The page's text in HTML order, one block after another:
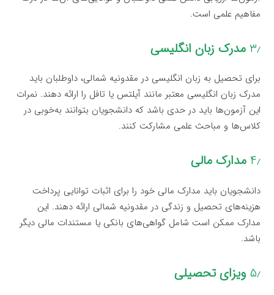
مفاهیم علمی است.
۳٫ مدرک زبان انگلیسی
برای تحصیل به زبان انگلیسی در مقدونیه شمالی، داوطلبان باید
مدرک زبان انگلیسی معتبر مانند آیلتس یا تافل را ارائه دهند. نمرات
این آزمون‌ها باید در حدی باشد که دانشجویان بتوانند به‌خوبی در
کلاس‌ها و مباحث علمی مشارکت کنند.
۴٫ مدارک مالی
دانشجویان باید مدارک مالی خود را برای اثبات توانایی پرداخت
هزینه‌های تحصیل و زندگی در مقدونیه شمالی ارائه دهند. این
مدارک ممکن است شامل گواهی‌های بانکی یا مستندات مالی دیگر
باشد.
۵٫ ویزای تحصیلی